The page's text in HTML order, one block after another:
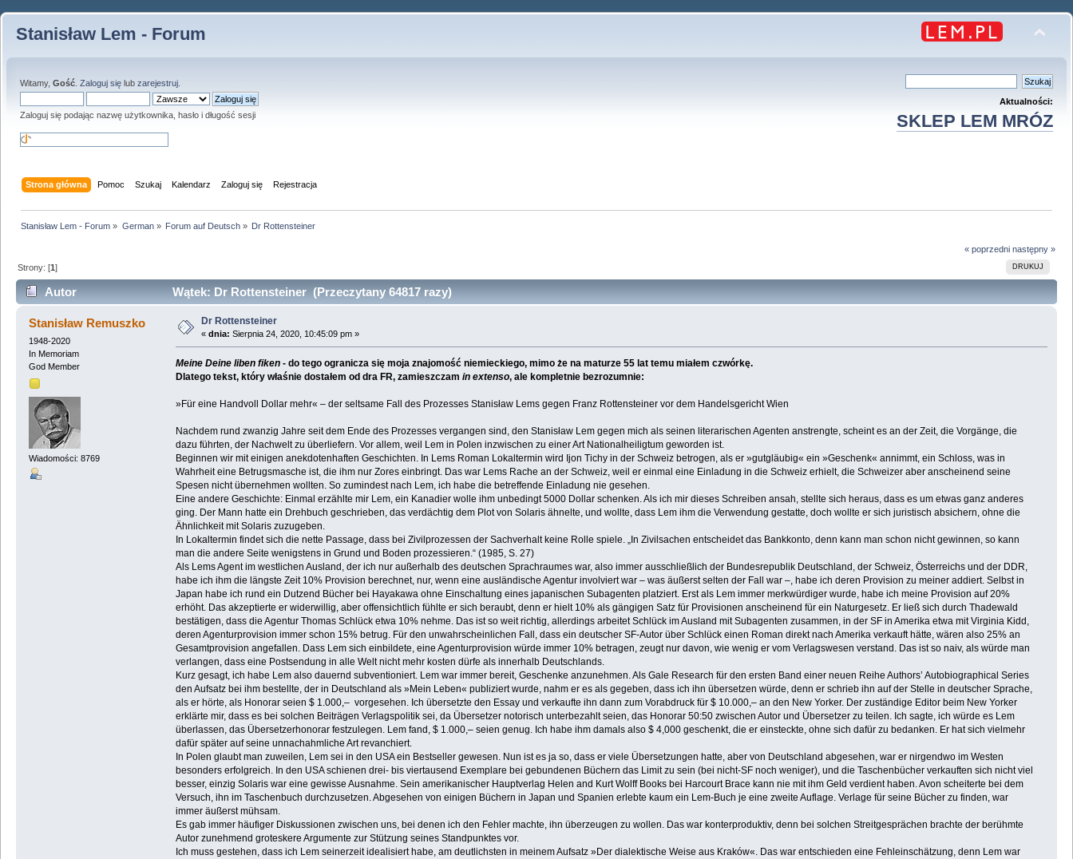
Stanisław Lem - Forum
Witamy, Gość Zaloguj się lub zarejestruj
Zaloguj się podając nazwę użytkownika, hasło i długość sesji
Aktualności:
SKLEP LEM MRÓZ
Strona główna Pomoc Szukaj Kalendarz Zaloguj się Rejestracja
Stanisław Lem - Forum » German» Forum auf Deutsch» Dr Rottensteiner
« poprzedni następny »
DRUKUJ
Strony: [1]
Autor Wątek: Dr Rottensteiner (Przeczytany 64817 razy)
Stanisław Remuszko
1948-2020
In Memoriam
God Member
Wiadomości: 8769
Dr Rottensteiner
« dnia: Sierpnia 24, 2020, 10:45:09 pm »
Meine Deine liben fiken - do tego ogranicza się moja znajomość niemieckiego, mimo że na maturze 55 lat temu miałem czwórkę.
Dlatego tekst, który właśnie dostałem od dra FR, zamieszczam in extenso, ale kompletnie bezrozumnie:
»Für eine Handvoll Dollar mehr« – der seltsame Fall des Prozesses Stanisław Lems gegen Franz Rottensteiner vor dem Handelsgericht Wien
Nachdem rund zwanzig Jahre seit dem Ende des Prozesses vergangen sind, den Stanisław Lem gegen mich als seinen literarischen Agenten anstrengte, scheint es an der Zeit, die Vorgänge, die
dazu führten, der Nachwelt zu überliefern. Vor allem, weil Lem in Polen inzwischen zu einer Art Nationalheiligtum geworden ist.
Beginnen wir mit einigen anekdotenhaften Geschichten. In Lems Roman Lokaltermin wird Ijon Tichy in der Schweiz betrogen, als er »gutgläubig« ein »Geschenk« annimmt, ein Schloss, was in
Wahrheit eine Betrugsmasche ist, die ihm nur Zores einbringt. Das war Lems Rache an der Schweiz, weil er einmal eine Einladung in die Schweiz erhielt, die Schweizer aber anscheinend seine
Spesen nicht übernehmen wollten. So zumindest nach Lem, ich habe die betreffende Einladung nie gesehen.
Eine andere Geschichte: Einmal erzählte mir Lem, ein Kanadier wolle ihm unbedingt 5000 Dollar schenken. Als ich mir dieses Schreiben ansah, stellte sich heraus, dass es um etwas ganz anderes
ging. Der Mann hatte ein Drehbuch geschrieben, das verdächtig dem Plot von Solaris ähnelte, und wollte, dass Lem ihm die Verwendung gestatte, doch wollte er sich juristisch absichern, ohne die
Ähnlichkeit mit Solaris zuzugeben.
In Lokaltermin findet sich die nette Passage, dass bei Zivilprozessen der Sachverhalt keine Rolle spiele. „In Zivilsachen entscheidet das Bankkonto, denn kann man schon nicht gewinnen, so kann
man die andere Seite wenigstens in Grund und Boden prozessieren.“ (1985, S. 27)
Als Lems Agent im westlichen Ausland, der ich nur außerhalb des deutschen Sprachraumes war, also immer ausschließlich der Bundesrepublik Deutschland, der Schweiz, Österreichs und der DDR,
habe ich ihm die längste Zeit 10% Provision berechnet, nur, wenn eine ausländische Agentur involviert war – was äußerst selten der Fall war –, habe ich deren Provision zu meiner addiert. Selbst in
Japan habe ich rund ein Dutzend Bücher bei Hayakawa ohne Einschaltung eines japanischen Subagenten platziert. Erst als Lem immer merkwürdiger wurde, habe ich meine Provision auf 20%
erhöht. Das akzeptierte er widerwillig, aber offensichtlich fühlte er sich beraubt, denn er hielt 10% als gängigen Satz für Provisionen anscheinend für ein Naturgesetz. Er ließ sich durch Thadewald
bestätigen, dass die Agentur Thomas Schlück etwa 10% nehme. Das ist so weit richtig, allerdings arbeitet Schlück im Ausland mit Subagenten zusammen, in der SF in Amerika etwa mit Virginia Kidd,
deren Agenturprovision immer schon 15% betrug. Für den unwahrscheinlichen Fall, dass ein deutscher SF-Autor über Schlück einen Roman direkt nach Amerika verkauft hätte, wären also 25% an
Gesamtprovision angefallen. Dass Lem sich einbildete, eine Agenturprovision würde immer 10% betragen, zeugt nur davon, wie wenig er vom Verlagswesen verstand. Das ist so naiv, als würde man
verlangen, dass eine Postsendung in alle Welt nicht mehr kosten dürfe als innerhalb Deutschlands.
Kurz gesagt, ich habe Lem also dauernd subventioniert. Lem war immer bereit, Geschenke anzunehmen. Als Gale Research für den ersten Band einer neuen Reihe Authors’ Autobiographical Series
den Aufsatz bei ihm bestellte, der in Deutschland als »Mein Leben« publiziert wurde, nahm er es als gegeben, dass ich ihn übersetzen würde, denn er schrieb ihn auf der Stelle in deutscher Sprache,
als er hörte, als Honorar seien $ 1.000,– vorgesehen. Ich übersetzte den Essay und verkaufte ihn dann zum Vorabdruck für $ 10.000,– an den New Yorker. Der zuständige Editor beim New Yorker
erklärte mir, dass es bei solchen Beiträgen Verlagspolitik sei, da Übersetzer notorisch unterbezahlt seien, das Honorar 50:50 zwischen Autor und Übersetzer zu teilen. Ich sagte, ich würde es Lem
überlassen, das Übersetzerhonorar festzulegen. Lem fand, $ 1.000,– seien genug. Ich habe ihm damals also $ 4,000 geschenkt, die er einsteckte, ohne sich dafür zu bedanken. Er hat sich vielmehr
dafür später auf seine unnachahmliche Art revanchiert.
In Polen glaubt man zuweilen, Lem sei in den USA ein Bestseller gewesen. Nun ist es ja so, dass er viele Übersetzungen hatte, aber von Deutschland abgesehen, war er nirgendwo im Westen
besonders erfolgreich. In den USA schienen drei- bis viertausend Exemplare bei gebundenen Büchern das Limit zu sein (bei nicht-SF noch weniger), und die Taschenbücher verkauften sich nicht viel
besser, einzig Solaris war eine gewisse Ausnahme. Sein amerikanischer Hauptverlag Helen and Kurt Wolff Books bei Harcourt Brace kann nie mit ihm Geld verdient haben. Avon scheiterte bei dem
Versuch, ihn im Taschenbuch durchzusetzen. Abgesehen von einigen Büchern in Japan und Spanien erlebte kaum ein Lem-Buch je eine zweite Auflage. Verlage für seine Bücher zu finden, war
immer äußerst mühsam.
Es gab immer häufiger Diskussionen zwischen uns, bei denen ich den Fehler machte, ihn überzeugen zu wollen. Das war konterproduktiv, denn bei solchen Streitgesprächen brachte der berühmte
Autor zunehmend groteskere Argumente zur Stützung seines Standpunktes vor.
Ich muss gestehen, dass ich Lem seinerzeit idealisiert habe, am deutlichsten in meinem Aufsatz »Der dialektische Weise aus Kraków«. Das war entschieden eine Fehleinschätzung, denn Lem war